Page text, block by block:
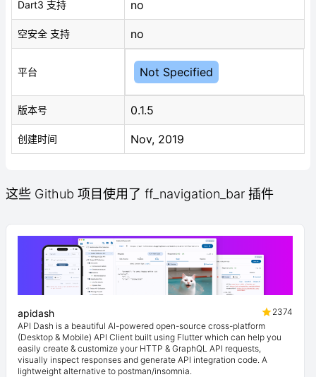
Dart3 支持 no
空安全 支持 no
平台 Not Specified
版本号 0.1.5
创建时间 Nov, 2019
这些 Github 项目使用了 ff_navigation_bar 插件
apidash
2374
API Dash is a beautiful AI-powered open-source cross-platform
(Desktop & Mobile) API Client built using Flutter which can help you
easily create & customize your HTTP & GraphQL API requests,
visually inspect responses and generate API integration code. A
lightweight alternative to postman/insomnia.